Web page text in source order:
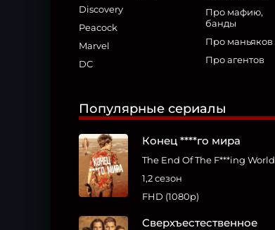
Discovery
Peacock
Marvel
DC
Про мафию,
банды
Про маньяков
Про агентов
Популярные сериалы
Конец ****го мира
The End Of The F***ing World
1,2 сезон
FHD (1080p)
Сверхъестественное